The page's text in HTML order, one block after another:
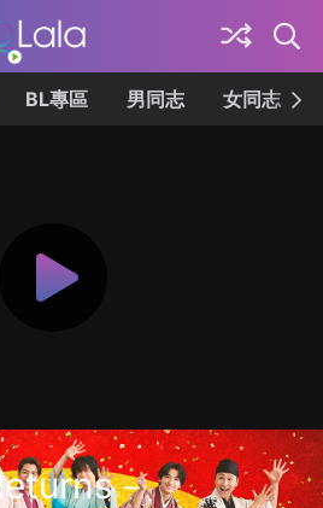
BL專區 男同志 女同志
－